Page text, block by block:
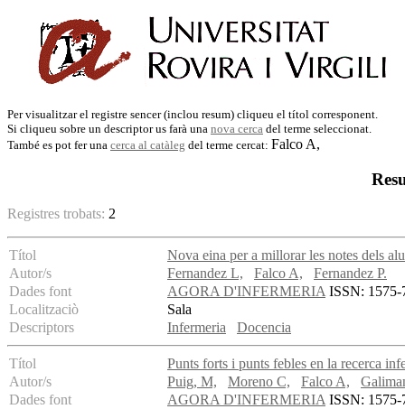
Per visualitzar el registre sencer (inclou resum) cliqueu el títol corresponent.
Si cliqueu sobre un descriptor us farà una nova cerca del terme seleccionat.
També es pot fer una cerca al catàleg del terme cercat: Falco A,
Registres trobats: 2
Títol
Nova eina per a millorar les notes dels
Autor/s
Fernandez L, Falco A,
Fernandez P.
Dades font
AGORA D'INFERMERIAISSN: 1575-
Localitzaciò
Sala
Descriptors
Infermeria Docencia
Títol
Punts forts i punts febles en la recerca
Autor/s
Puig, M, Moreno C, Falco A,
Dades font
AGORA D'INFERMERIAISSN: 1575-